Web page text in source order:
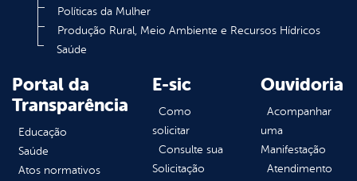
Políticas da Mulher
Produção Rural, Meio Ambiente e Recursos Hídricos
Saúde
Portal da
Transparência
Educação
Saúde
Atos normativos
E-sic
Como
solicitar
Consulte sua
Solicitação
Ouvidoria
Acompanhar
uma
Manifestação
Atendimento